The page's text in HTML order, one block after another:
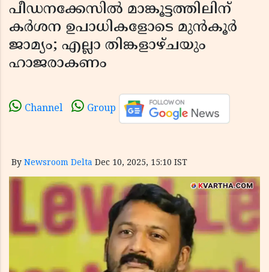
പീഡനക്കേസിൽ മാങ്കൂട്ടത്തിലിന്
കർശന ഉപാധികളോടെ മുൻകൂർ
ജാമ്യം; എല്ലാ തിങ്കളാഴ്ചയും
ഹാജരാകണം
Channel Group
By Newsroom Delta Dec 10, 2025, 15:10 IST